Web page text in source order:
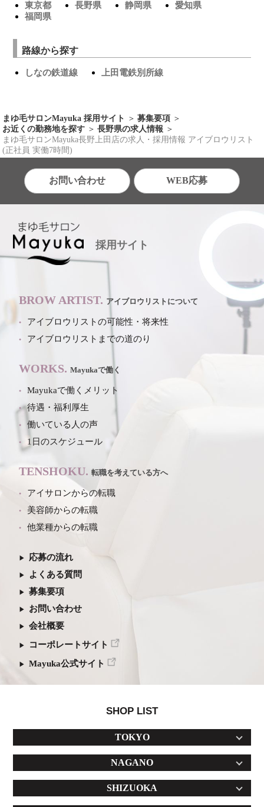
東京都 長野県 静岡県
愛知県
福岡県
路線から探す
しなの鉄道線 上田電鉄別所線
まゆ毛サロンMayuka 採用サイト
募集要項
お近くの勤務地を探す
長野県の求人情報
まゆ毛サロンMayuka長野上田店の求人・採用情報 アイブロウリスト
(正社員 実働7時間)
お問い合わせ WEB応募
採用サイト
BROW ARTIST. アイブロウリストについて
アイブロウリストの可能性・将来性
アイブロウリストまでの道のり
WORKS. Mayukaで働く
Mayukaで働くメリット
待遇・福利厚生
働いている人の声
1日のスケジュール
TENSHOKU. 転職を考えている方へ
アイサロンからの転職
美容師からの転職
他業種からの転職
応募の流れ
よくある質問
募集要項
お問い合わせ
会社概要
コーポレートサイト
Mayuka公式サイト
SHOP LIST
TOKYO
NAGANO
SHIZUOKA